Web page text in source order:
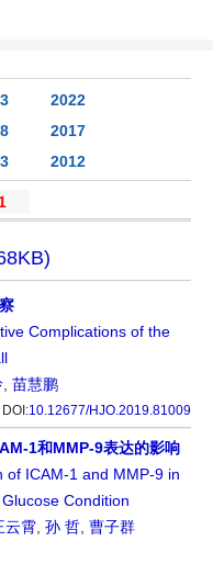
2022
2017
2012
1
Complications of the
苗慧鹏
DOI:10.12677/HJO.2019.81009
1和MMP-9表达的影响
of ICAM-1 and MMP-9 in
Condition
云霄 孙 哲 曹子群